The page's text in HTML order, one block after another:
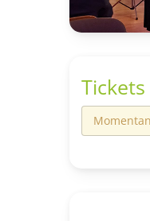
Tickets